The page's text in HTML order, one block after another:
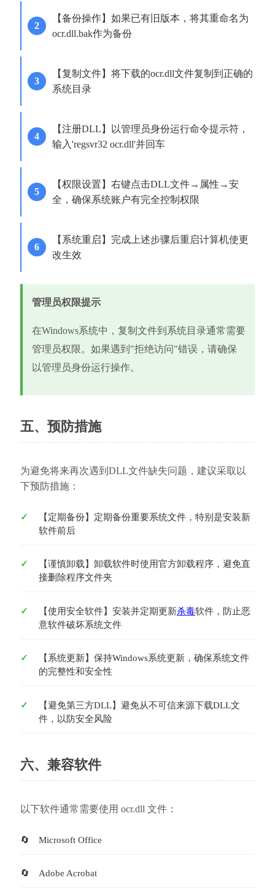
【备份操作】如果已有旧版本，将其重命名为
ocr.dll.bak作为备份
【复制文件】将下载的ocr.dll文件复制到正确的
系统目录
【注册DLL】以管理员身份运行命令提示符，
输入'regsvr32 ocr.dll'并回车
【权限设置】右键点击DLL文件→属性→安
全，确保系统账户有完全控制权限
【系统重启】完成上述步骤后重启计算机使更
改生效
管理员权限提示
在Windows系统中，复制文件到系统目录通常需要
管理员权限。如果遇到"拒绝访问"错误，请确保
以管理员身份运行操作。
五、预防措施
为避免将来再次遇到DLL文件缺失问题，建议采取以
下预防措施：
【定期备份】定期备份重要系统文件，特别是安装新
软件前后
【谨慎卸载】卸载软件时使用官方卸载程序，避免直
接删除程序文件夹
【使用安全软件】安装并定期更新杀毒软件，防止恶
意软件破坏系统文件
【系统更新】保持Windows系统更新，确保系统文件
的完整性和安全性
【避免第三方DLL】避免从不可信来源下载DLL文
件，以防安全风险
六、兼容软件
以下软件通常需要使用 ocr.dll 文件：
Microsoft Office
Adobe Acrobat